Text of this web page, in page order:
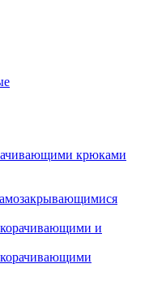
крюками
и